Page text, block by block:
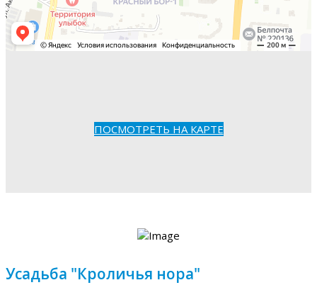
ПОСМОТРЕТЬ НА КАРТЕ
Усадьба "Кроличья нора"